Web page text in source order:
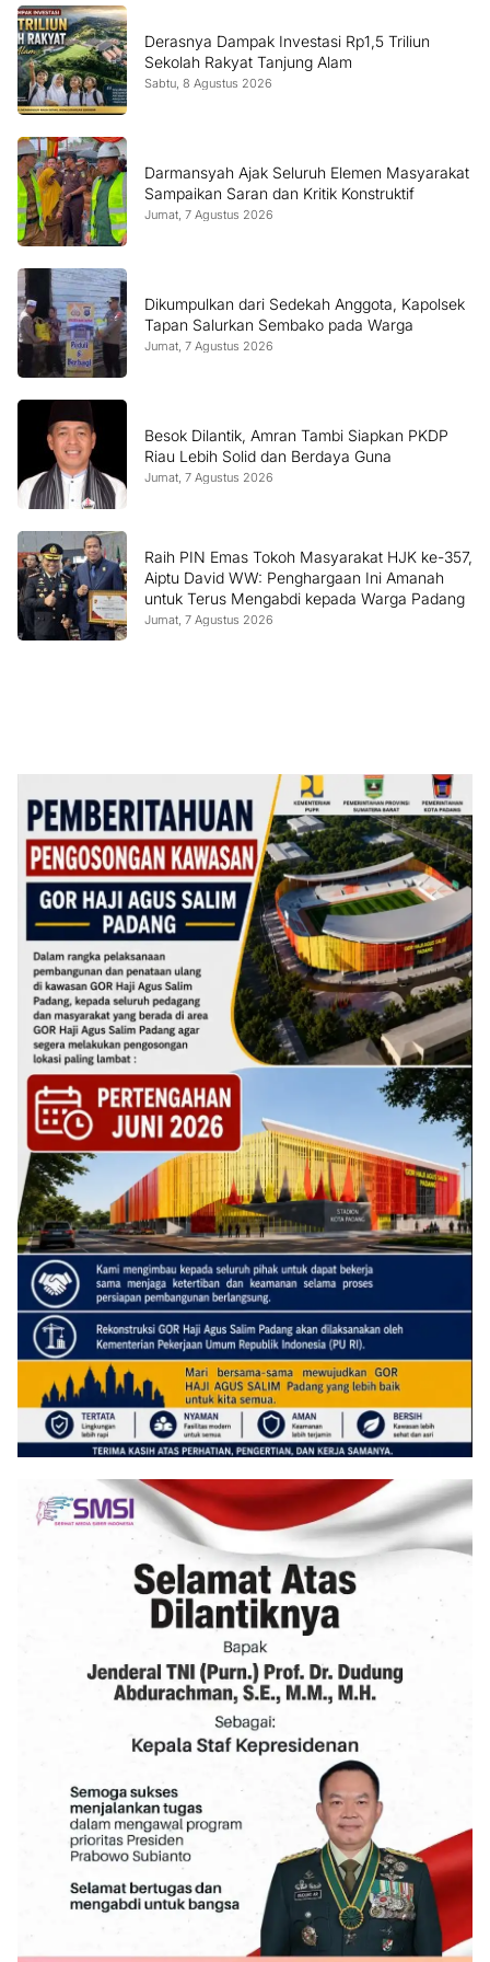
Derasnya Dampak Investasi Rp1,5 Triliun
Sekolah Rakyat Tanjung Alam
Sabtu, 8 Agustus 2026
Darmansyah Ajak Seluruh Elemen Masyarakat
Sampaikan Saran dan Kritik Konstruktif
Jumat, 7 Agustus 2026
Dikumpulkan dari Sedekah Anggota, Kapolsek
Tapan Salurkan Sembako pada Warga
Jumat, 7 Agustus 2026
Besok Dilantik, Amran Tambi Siapkan PKDP
Riau Lebih Solid dan Berdaya Guna
Jumat, 7 Agustus 2026
Raih PIN Emas Tokoh Masyarakat HJK ke-357,
Aiptu David WW: Penghargaan Ini Amanah
untuk Terus Mengabdi kepada Warga Padang
Jumat, 7 Agustus 2026